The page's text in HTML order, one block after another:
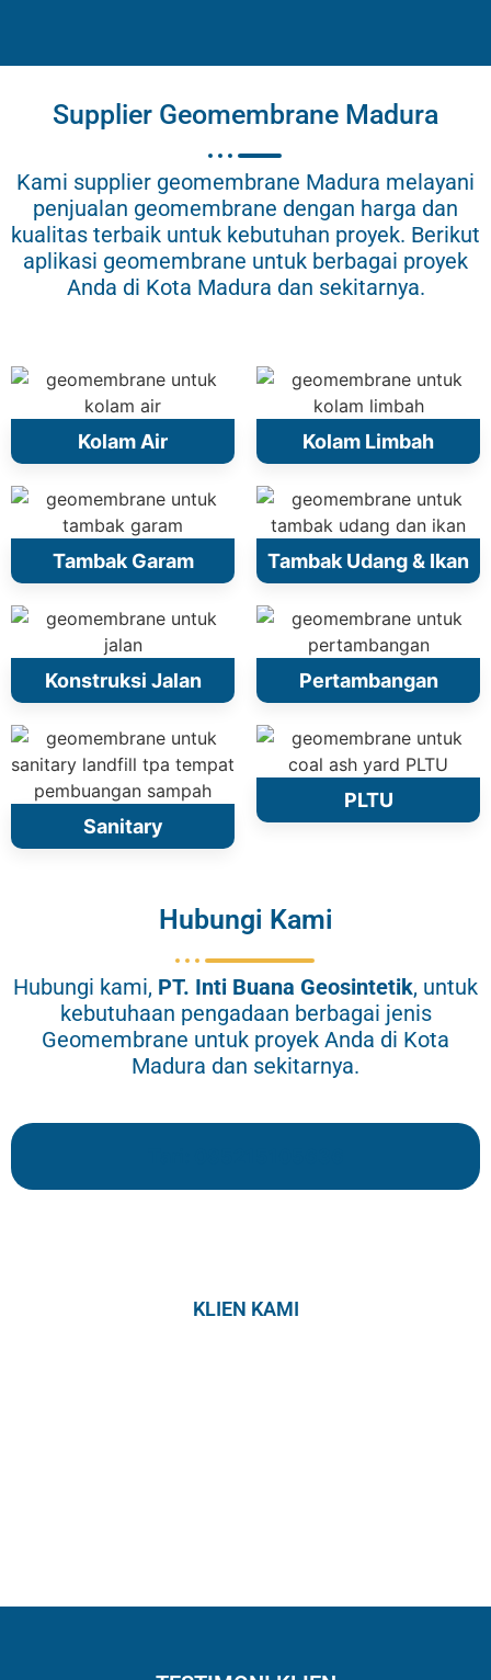
Supplier Geomembrane Madura
Kami supplier geomembrane Madura melayani
penjualan geomembrane dengan harga dan
kualitas terbaik untuk kebutuhan proyek. Berikut
aplikasi geomembrane untuk berbagai proyek
Anda di Kota Madura dan sekitarnya.
Kolam Air Kolam Limbah
Tambak Garam Tambak Udang & Ikan
Konstruksi Jalan Pertambangan
Sanitary
PLTU
Hubungi Kami
Hubungi kami, PT. Inti Buana Geosintetik, untuk
kebutuhaan pengadaan berbagai jenis
Geomembrane untuk proyek Anda di Kota
Madura dan sekitarnya.
KLIEN KAMI